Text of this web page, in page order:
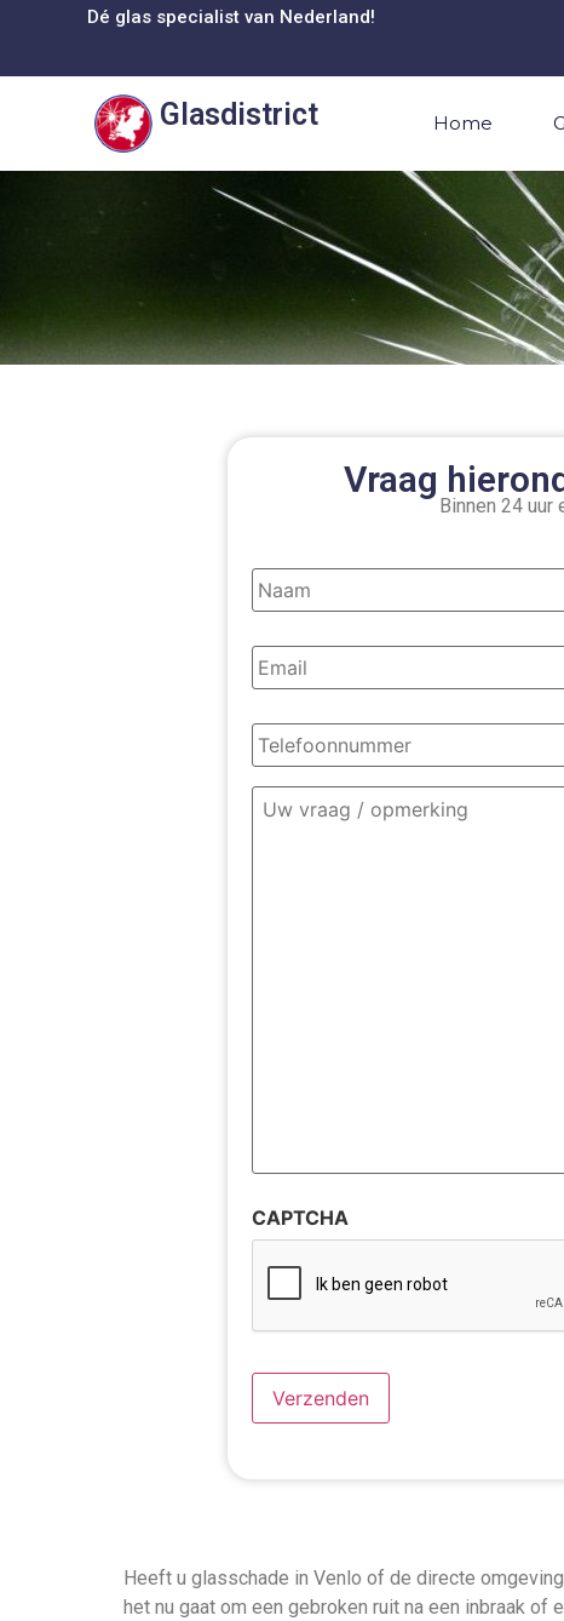
Dé glas specialist van Nederland!
Glasdistrict Home
Vraag
Binnen 24 uur
Naam *
Email *
Telefoonnummer *
Omschrijving
contact *
CAPTCHA
Heeft u glasschade in Venlo of de directe
het nu gaat om een gebroken ruit na een inbraak